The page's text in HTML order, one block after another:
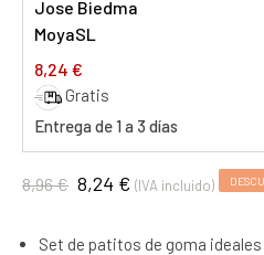
Jose Biedma
MoyaSL
8,24 €
Gratis
Entrega de 1 a 3 días
8,96 € 8,24 € (IVA incluido)
Set de patitos de goma